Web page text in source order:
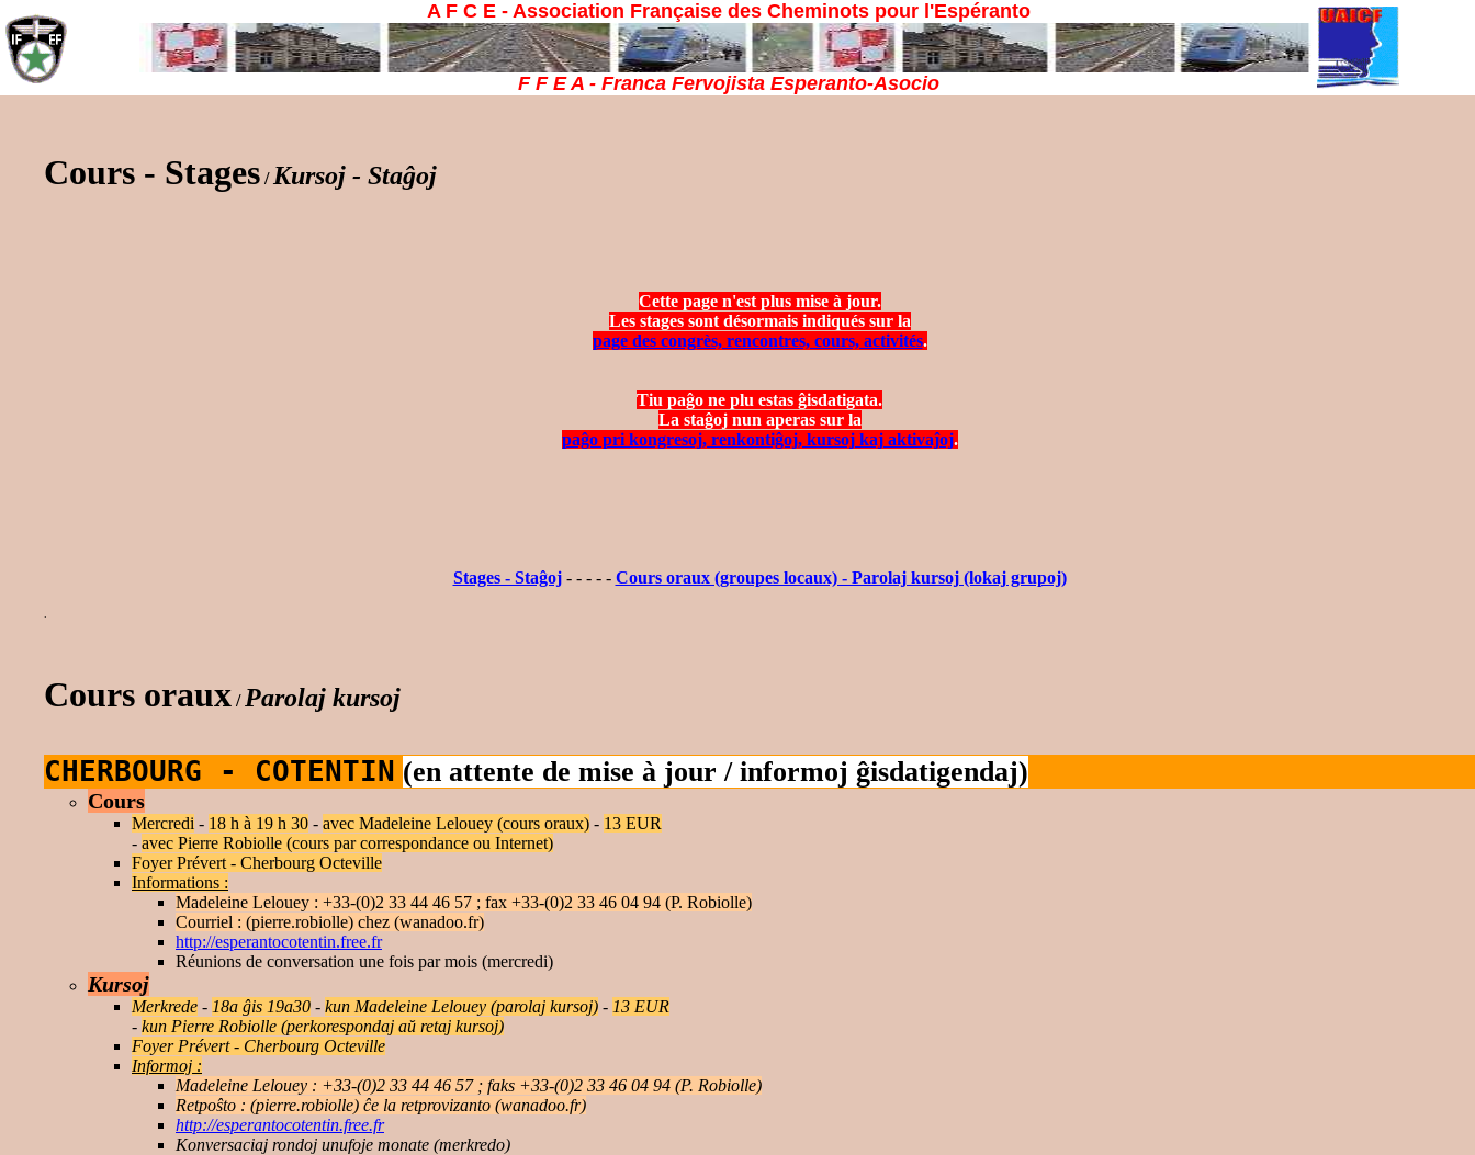
A F C E - Association Française des Cheminots pour l'Espéranto
F F E A - Franca Fervojista Esperanto-Asocio
Cours - Stages / Kursoj - Staĝoj
Cette page n'est plus mise à jour.
Les stages sont désormais indiqués sur la
page des congrès, rencontres, cours, activités.
Tiu paĝo ne plu estas ĝisdatigata.
La staĝoj nun aperas sur la
paĝo pri kongresoj, renkontiĝoj, kursoj kaj aktivaĵoj.
Stages - Staĝoj- - - - - Cours oraux (groupes locaux) - Parolaj kursoj (lokaj grupoj)
Cours oraux / Parolaj kursoj
CHERBOURG - COTENTIN (en attente de mise à jour / informoj ĝisdatigendaj)
Cours
Mercredi - 18 h à 19 h 30 - avec Madeleine Lelouey (cours oraux) - 13 EUR
- avec Pierre Robiolle (cours par correspondance ou Internet)
Foyer Prévert - Cherbourg Octeville
Informations :
Madeleine Lelouey : +33-(0)2 33 44 46 57 ; fax +33-(0)2 33 46 04 94 (P. Robiolle)
Courriel : (pierre.robiolle) chez (wanadoo.fr)
http://esperantocotentin.free.fr
Réunions de conversation une fois par mois (mercredi)
Kursoj
Merkrede - 18a ĝis 19a30 - kun Madeleine Lelouey (parolaj kursoj) - 13 EUR
- kun Pierre Robiolle (perkorespondaj aŭ retaj kursoj)
Foyer Prévert - Cherbourg Octeville
Informoj :
Madeleine Lelouey : +33-(0)2 33 44 46 57 ; faks +33-(0)2 33 46 04 94 (P. Robiolle)
Retpoŝto : (pierre.robiolle) ĉe la retprovizanto (wanadoo.fr)
http://esperantocotentin.free.fr
Konversaciaj rondoj unufoje monate (merkredo)